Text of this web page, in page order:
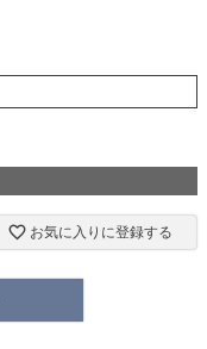
お気に入りに登録する